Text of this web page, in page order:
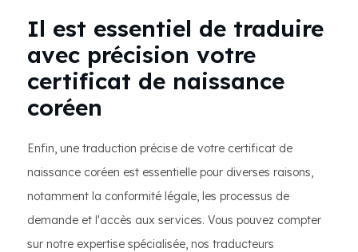
Il est essentiel de traduire
avec précision votre
certificat de naissance
coréen
Enfin, une traduction précise de votre certificat de
naissance coréen est essentielle pour diverses raisons,
notamment la conformité légale, les processus de
demande et l'accès aux services. Vous pouvez compter
sur notre expertise spécialisée, nos traducteurs